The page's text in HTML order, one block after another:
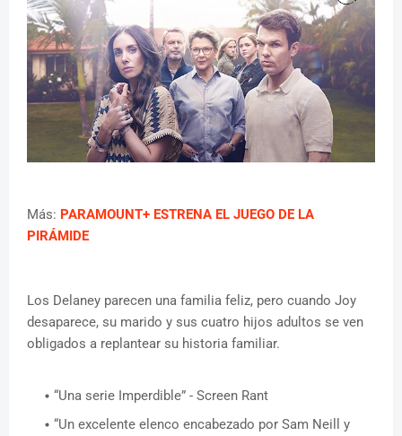
Más: PARAMOUNT+ ESTRENA EL JUEGO DE LA
PIRÁMIDE
Los Delaney parecen una familia feliz, pero cuando Joy
desaparece, su marido y sus cuatro hijos adultos se ven
obligados a replantear su historia familiar.
“Una serie Imperdible” - Screen Rant
“Un excelente elenco encabezado por Sam Neill y